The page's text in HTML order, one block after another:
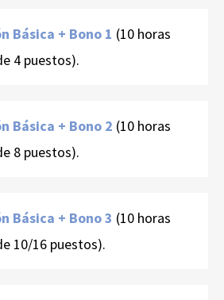
Básica + Bono 1 (10 horas
4 puestos).
Básica + Bono 2 (10 horas
8 puestos).
Básica + Bono 3 (10 horas
10/16 puestos).